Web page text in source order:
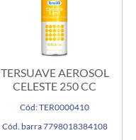
TERSUAVE AEROSOL
CELESTE 250 CC
Cód: TER0000410
Cód. barra 7798018384108